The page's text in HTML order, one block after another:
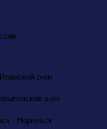
р-он
р-он
- Норильск